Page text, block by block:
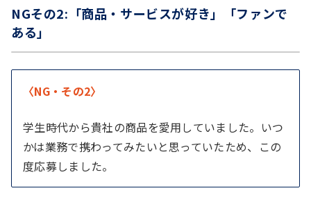
NGその2:「商品・サービスが好き」「ファンで
ある」
〈NG・その2〉
学生時代から貴社の商品を愛用していました。いつ
かは業務で携わってみたいと思っていたため、この
度応募しました。